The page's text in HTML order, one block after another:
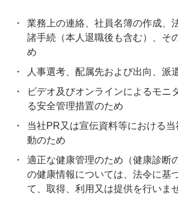
業務上の連絡、社員名簿の作成、
諸手続（本人退職後も含む）、そ
め
人事選考、配属先および出向、派
ビデオ及びオンラインによるモニ
る安全管理措置のため
当社PR又は宣伝資料等における
動のため
適正な健康管理のため（健康診断
の健康情報については、法令に基
て、取得、利用又は提供を行いま